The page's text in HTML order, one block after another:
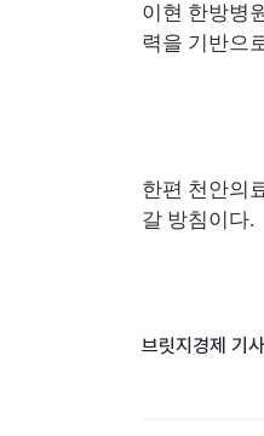
이현 한방병
력을 기반으
한편 천안의
갈 방침이다.
브릿지경제 기